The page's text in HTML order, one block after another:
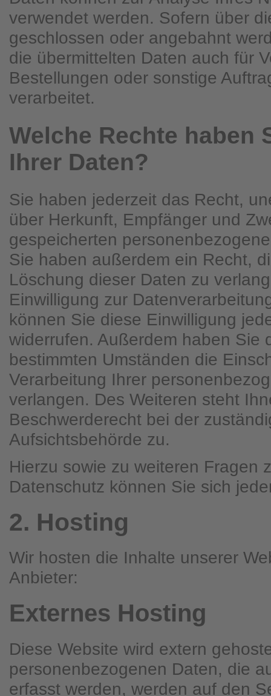
verwendet werden. Sofern über
geschlossen oder angebahnt
die übermittelten Daten auch für
Bestellungen oder sonstige
verarbeitet.
Welche Rechte haben
Ihrer Daten?
Sie haben jederzeit das Recht,
über Herkunft, Empfänger und
gespeicherten
Sie haben außerdem ein Recht,
Löschung dieser Daten zu
Einwilligung zur
können Sie diese Einwilligung
widerrufen. Außerdem haben Sie
bestimmten Umständen die
Verarbeitung Ihrer
verlangen. Des Weiteren steht
Beschwerderecht bei der
Aufsichtsbehörde zu.
Hierzu sowie zu weiteren Fragen
Datenschutz können Sie sich
2. Hosting
Wir hosten die Inhalte unserer
Anbieter:
Externes Hosting
Diese Website wird extern
personenbezogenen Daten, die
erfasst werden, werden auf den